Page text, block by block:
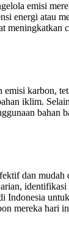
emisi
energi atau
karbon,
iklim.
bahan
dan mudah
identifikasi
mereka hari